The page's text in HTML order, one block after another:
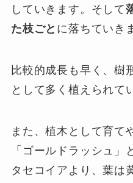
していきます。そして
た枝ごと に落ちていき
比較的成長も早く、樹
として多く植えられて
また、植木として育て
「ゴールドラッシュ」
タセコイアより、葉は